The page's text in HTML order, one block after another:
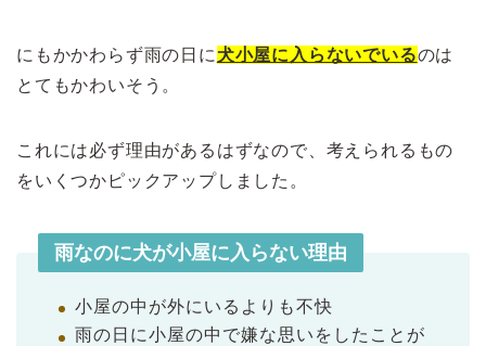
にもかかわらず雨の日に 犬小屋に入らないでいるのは
とてもかわいそう。
これには必ず理由があるはずなので、考えられるもの
をいくつかピックアップしました。
雨なのに犬が小屋に入らない理由
小屋の中が外にいるよりも不快
雨の日に小屋の中で嫌な思いをしたことが